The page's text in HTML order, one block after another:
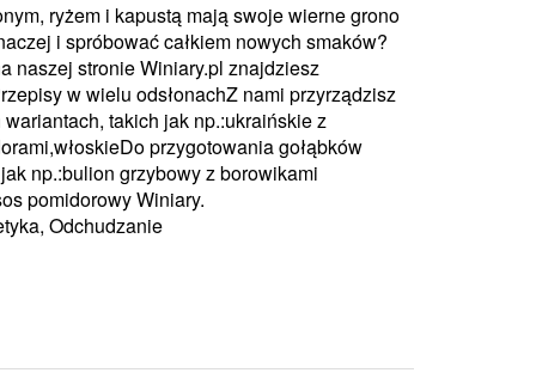
ryżem i kapustą mają swoje wierne grono
i spróbować całkiem nowych smaków?
naszej stronie Winiary.pl znajdziesz
w wielu odsłonachZ nami przyrządzisz
takich jak np.:ukraińskie z
przygotowania gołąbków
np.:bulion grzybowy z borowikami
pomidorowy Winiary.
Odchudzanie